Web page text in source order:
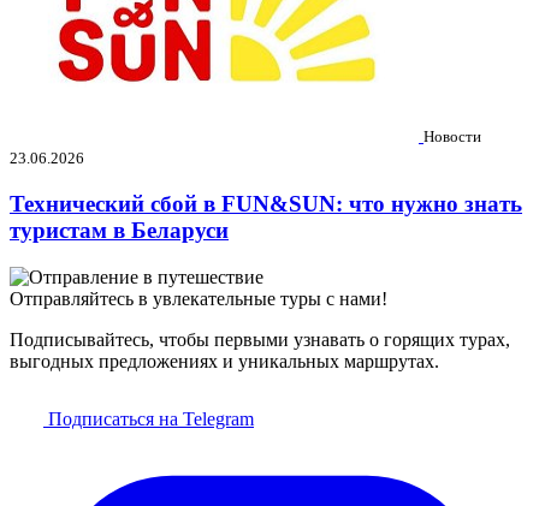
Новости
23.06.2026
Технический сбой в FUN&SUN: что нужно знать
туристам в Беларуси
Отправляйтесь в увлекательные туры с нами!
Подписывайтесь, чтобы первыми узнавать о горящих турах,
выгодных предложениях и уникальных маршрутах.
Подписаться на Telegram